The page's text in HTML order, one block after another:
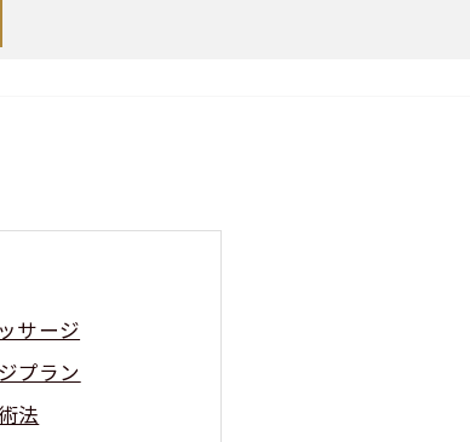
サージ
プラン
法